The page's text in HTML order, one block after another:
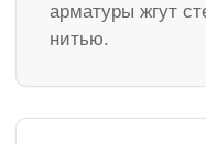
арматуры жгут
нитью.